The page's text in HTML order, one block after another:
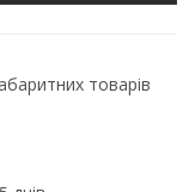
товарів